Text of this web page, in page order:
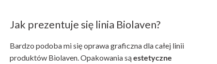
Jak prezentuje się linia Biolaven?
Bardzo podoba mi się oprawa graficzna dla całej linii
produktów Biolaven. Opakowania sąestetyczne